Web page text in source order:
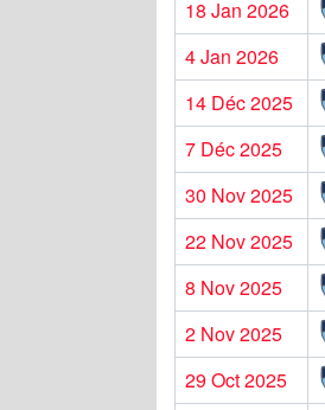
18 Jan 2026
4 Jan 2026
14 Déc 2025
7 Déc 2025
30 Nov 2025
22 Nov 2025
8 Nov 2025
2 Nov 2025
29 Oct 2025